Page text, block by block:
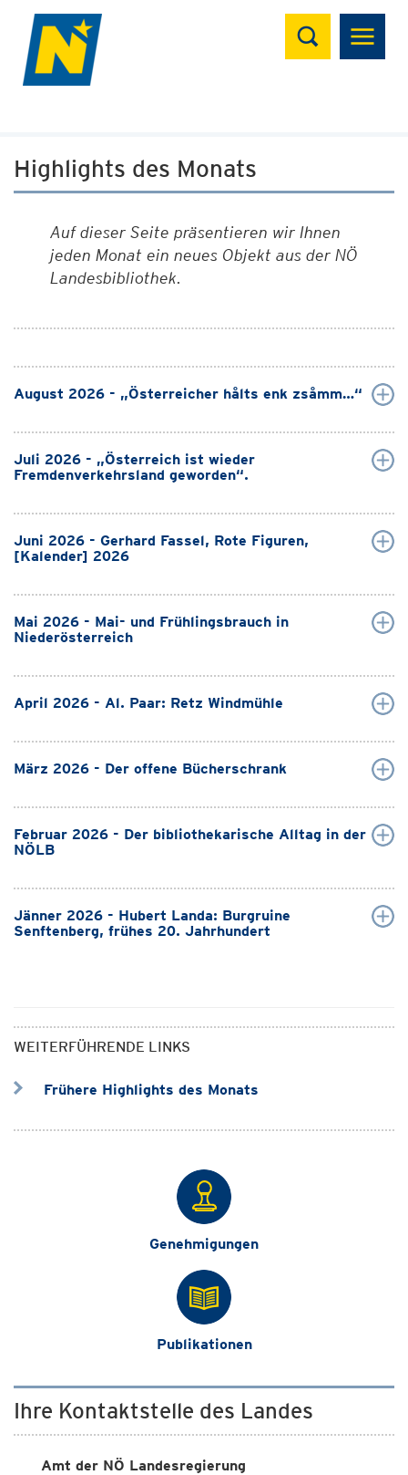
Suchen
Highlights des Monats
Auf dieser Seite präsentieren wir Ihnen
jeden Monat ein neues Objekt aus der NÖ
Landesbibliothek.
August 2026 - „Österreicher hålts enk zsåmm…“
Juli 2026 - „Österreich ist wieder
Fremdenverkehrsland geworden“.
Juni 2026 - Gerhard Fassel, Rote Figuren,
[Kalender] 2026
Mai 2026 - Mai- und Frühlingsbrauch in
Niederösterreich
April 2026 - Al. Paar: Retz Windmühle
März 2026 - Der offene Bücherschrank
Februar 2026 - Der bibliothekarische Alltag in der
NÖLB
Jänner 2026 - Hubert Landa: Burgruine
Senftenberg, frühes 20. Jahrhundert
WEITERFÜHRENDE LINKS
Frühere Highlights des Monats
Genehmigungen
Publikationen
Ihre Kontaktstelle des Landes
Amt der NÖ Landesregierung